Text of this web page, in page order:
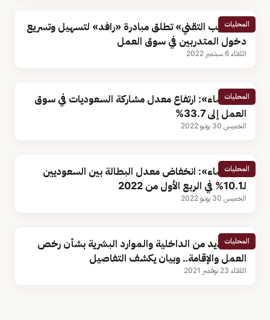
المحليات
«التدريب التقني» تطلق مبادرة «رافد» لتسهيل وتسريع
دخول المتدربين في سوق العمل
الثلاثاء 6 سبتمبر 2022
المحليات
«الإحصاء»: ارتفاع معدل مشاركة السعوديات في سوق
العمل إلى 33.7%
الخميس 30 يونيو 2022
المحليات
«الإحصاء»: انخفاض معدل البطالة بين السعوديين
لـ10.1% في الربع الأول من 2022
الخميس 30 يونيو 2022
المحليات
قرار جديد من الداخلية والموارد البشرية بشأن رخص
العمل والإقامة.. وبيان يكشف التفاصيل
الثلاثاء 23 نوفمبر 2021